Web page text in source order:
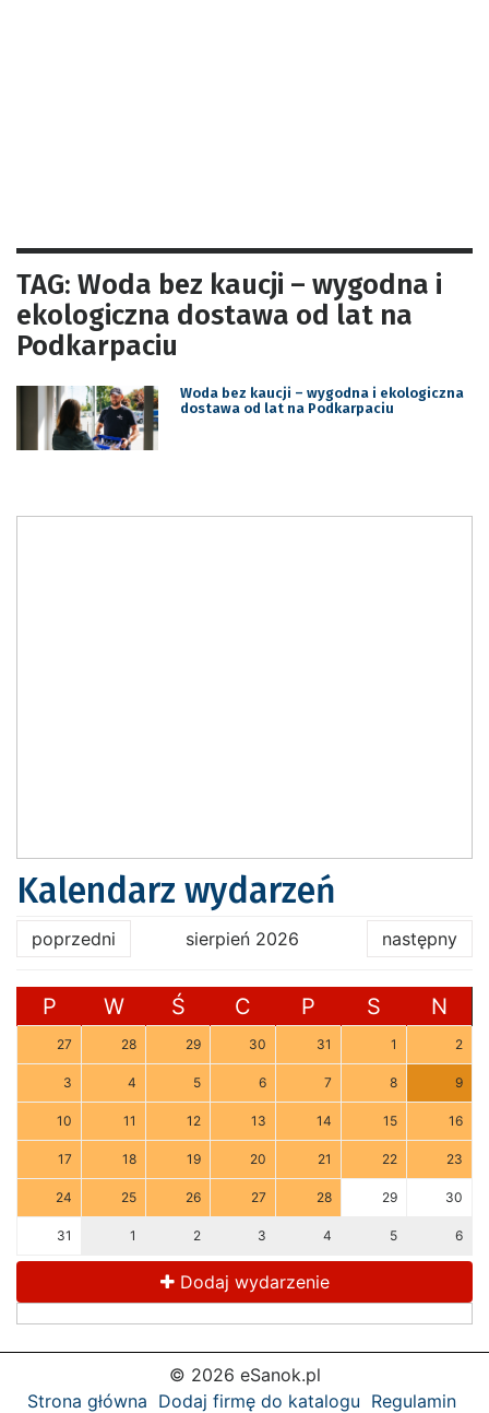
TAG: Woda bez kaucji – wygodna i
ekologiczna dostawa od lat na
Podkarpaciu
Woda bez kaucji – wygodna i ekologiczna
dostawa od lat na Podkarpaciu
Kalendarz wydarzeń
poprzedni sierpień 2026 następny
P W Ś C P S N
27 28 29 30 31 1 2
3 4 5 6 7 8 9
10 11 12 13 14 15 16
17 18 19 20 21 22 23
24 25 26 27 28 29 30
31 1 2 3 4 5 6
Dodaj wydarzenie
© 2026 eSanok.pl
Strona główna Dodaj firmę do katalogu Regulamin